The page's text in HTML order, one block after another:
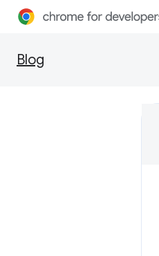
Blog